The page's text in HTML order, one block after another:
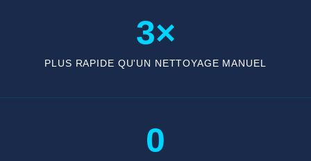
3×
PLUS RAPIDE QU'UN NETTOYAGE MANUEL
0